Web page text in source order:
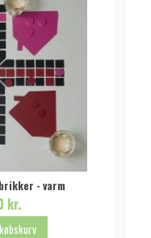
- varm
kr.